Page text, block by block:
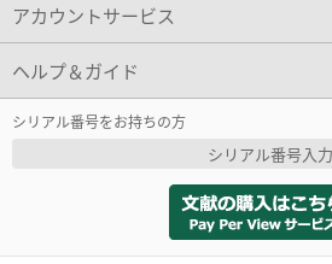
アカウントサービス
ヘルプ＆ガイド
シリアル番号をお持ちの方
シリアル番号入力